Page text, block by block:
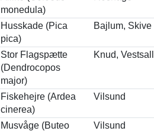
monedula)
Husskade (Pica
pica)
Bajlum, Skive
Stor Flagspætte
(Dendrocopos
major)
Knud,
Fiskehejre (Ardea
cinerea)
Vilsund
Musvåge (Buteo
Vilsund